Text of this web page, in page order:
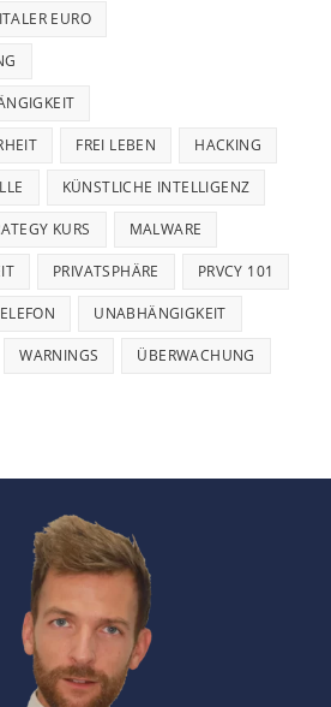
EURO
FREI LEBEN HACKING
KÜNSTLICHE INTELLIGENZ
KURS MALWARE
PRIVATSPHÄRE PRVCY 101
UNABHÄNGIGKEIT
WARNINGS ÜBERWACHUNG